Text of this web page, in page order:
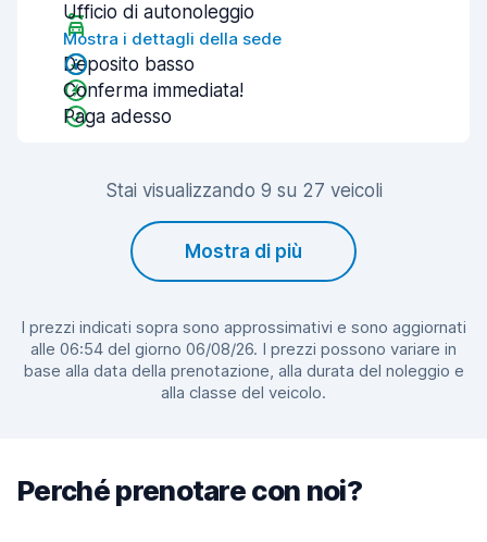
Ufficio di autonoleggio
Mostra i dettagli della sede
Deposito basso
Conferma immediata!
Paga adesso
Stai visualizzando 9 su 27 veicoli
Mostra di più
I prezzi indicati sopra sono approssimativi e sono aggiornati
alle 06:54 del giorno 06/08/26. I prezzi possono variare in
base alla data della prenotazione, alla durata del noleggio e
alla classe del veicolo.
Perché prenotare con noi?